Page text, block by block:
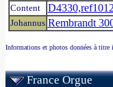
Content D4330,ref1012
Johannus Rembrandt
Informations et photos données à titre
France Orgue